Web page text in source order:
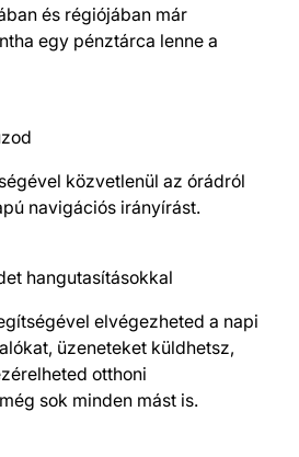
és régiójában már
egy pénztárca lenne a
közvetlenül az órádról
navigációs irányírást.
hangutasításokkal
elvégezheted a napi
üzeneteket küldhetsz,
otthoni
sok minden mást is.